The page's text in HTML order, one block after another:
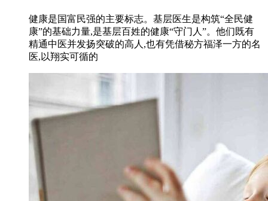
健康是国富民强的主要标志。基层医生是构筑“全民健
康”的基础力量,是基层百姓的健康“守门人”。他们既有
精通中医并发扬突破的高人,也有凭借秘方福泽一方的名
医,以翔实可循的